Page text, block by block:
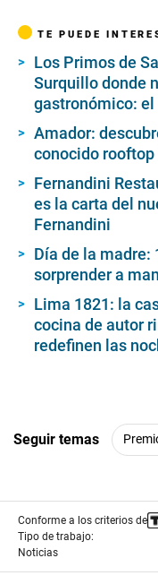
TE PUEDE
Los Primos de
Surquillo donde
gastronómico: el
Amador:
conocido rooftop
Fernandini
es la carta del
Fernandini
Día de la madre:
sorprender a
Lima 1821: la
cocina de autor
redefinen las
Seguir temas
Conforme a los criterios de
Tipo de trabajo:
Noticias